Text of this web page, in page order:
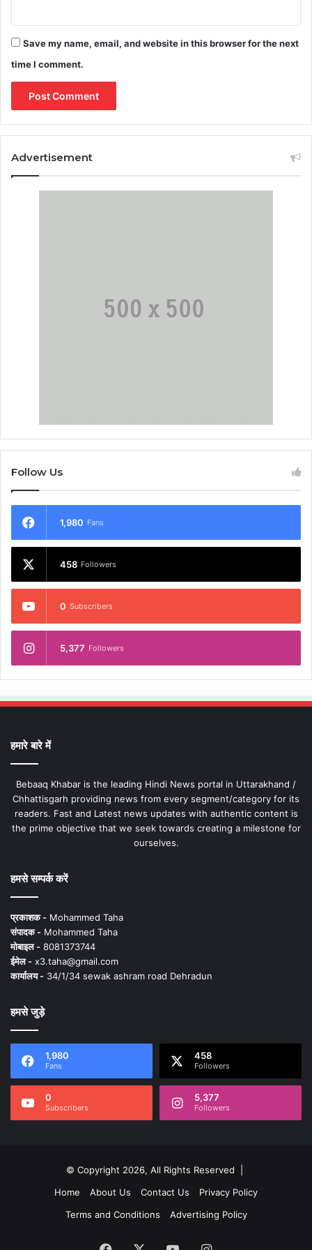
Save my name, email, and website in this browser for the next
time I comment.
Advertisement
Follow Us
1,980 Fans
458 Followers
0 Subscribers
5,377 Followers
हमारे बारे में
Bebaaq Khabar is the leading Hindi News portal in Uttarakhand /
Chhattisgarh providing news from every segment/category for its
readers. Fast and Latest news updates with authentic content is
the prime objective that we seek towards creating a milestone for
ourselves.
हमसे सम्पर्क करें
प्रकाशक - Mohammed Taha
संपादक - Mohammed Taha
मोबाइल - 8081373744
ईमेल - x3.taha@gmail.com
कार्यालय - 34/1/34 sewak ashram road Dehradun
हमसे जुड़े
1,980
Fans
458
Followers
0
Subscribers
5,377
Followers
© Copyright 2026, All Rights Reserved |
Home
About Us Contact Us
Privacy Policy
Terms and Conditions
Advertising Policy